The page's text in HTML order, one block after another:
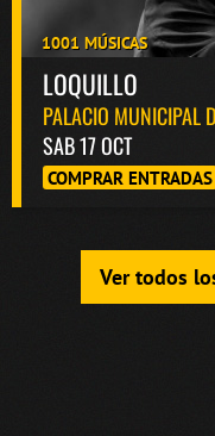
1001 MÚSICAS
LOQUILLO
PALACIO MUNICIPAL
SAB 17 OCT
COMPRAR ENTRADAS
Ver todos